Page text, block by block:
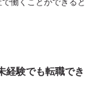
働くことができると
経験でも転職でき